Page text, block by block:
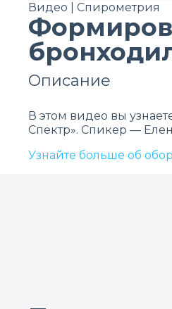
Видео | Спирометрия
Описание
В этом видео вы
Спектр». Спикер —
Узнайте больше об